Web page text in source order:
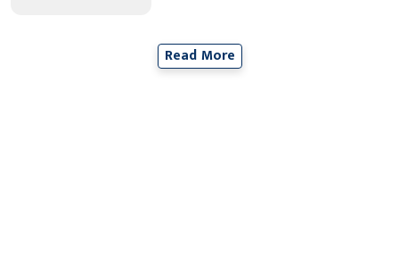
Read More